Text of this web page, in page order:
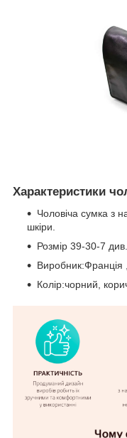
Характеристики
Чоловіча сумка з
шкіри.
Розмір 39-30-7 див.
Виробник:Франція
Колір:чорний,